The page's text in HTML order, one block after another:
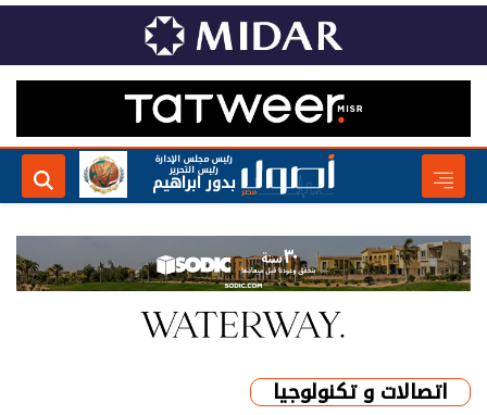
رئيس مجلس الإدارة
رئيس التحرير
بدور ابراهيم
اتصالات و تكنولوجيا